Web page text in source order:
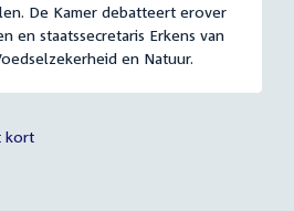
De Kamer debatteert erover
en staatssecretaris Erkens van
en Natuur.
kort